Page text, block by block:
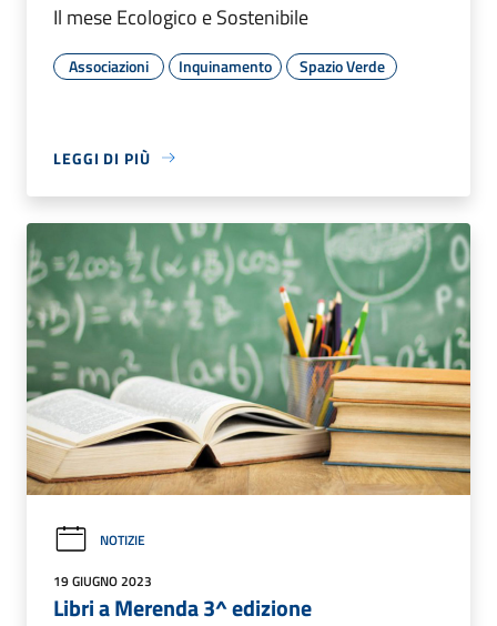
Il mese Ecologico e Sostenibile
Associazioni Inquinamento Spazio Verde
LEGGI DI PIÙ
NOTIZIE
19 GIUGNO 2023
Libri a Merenda 3^ edizione